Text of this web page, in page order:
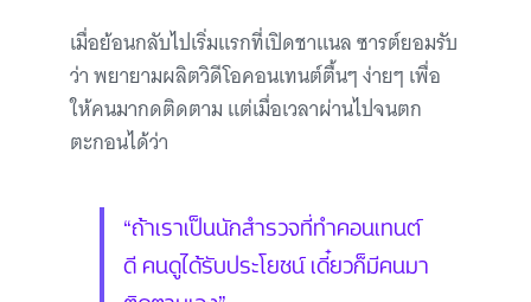
เมื่อย้อนกลับไปเริ่มแรกที่เปิดชาแนล ซารต์ยอมรับ
ว่า พยายามผลิตวิดีโอคอนเทนต์ตื้นๆ ง่ายๆ เพื่อ
ให้คนมากดติดตาม แต่เมื่อเวลาผ่านไปจนตก
ตะกอนได้ว่า
“ถ้าเราเป็นนักสำรวจที่ทำคอนเทนต์
ดี คนดูได้รับประโยชน์ เดี๋ยวก็มีคนมา